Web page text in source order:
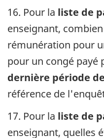
16. Pour la liste de
enseignant,
rémunération pour
pour un congé payé
dernière période
référence de
17. Pour la liste de
enseignant, quelles